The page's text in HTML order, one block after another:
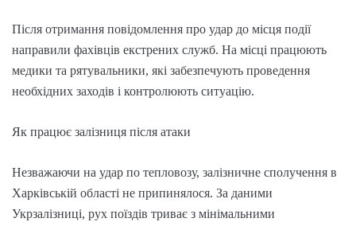
Після отримання повідомлення про удар до місця події
направили фахівців екстрених служб. На місці працюють
медики та рятувальники, які забезпечують проведення
необхідних заходів і контролюють ситуацію.
Як працює залізниця після атаки
Незважаючи на удар по тепловозу, залізничне сполучення в
Харківській області не припинялося. За даними
Укрзалізниці, рух поїздів триває з мінімальними